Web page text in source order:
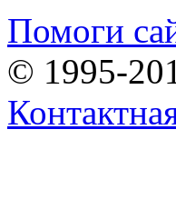
Помоги
© 1995-